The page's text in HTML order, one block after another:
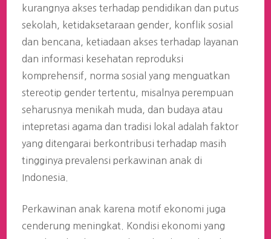
kurangnya akses terhadap pendidikan dan putus
sekolah, ketidaksetaraan gender, konflik sosial
dan bencana, ketiadaan akses terhadap layanan
dan informasi kesehatan reproduksi
komprehensif, norma sosial yang menguatkan
stereotip gender tertentu, misalnya perempuan
seharusnya menikah muda, dan budaya atau
intepretasi agama dan tradisi lokal adalah faktor
yang ditengarai berkontribusi terhadap masih
tingginya prevalensi perkawinan anak di
Indonesia.
Perkawinan anak karena motif ekonomi juga
cenderung meningkat. Kondisi ekonomi yang